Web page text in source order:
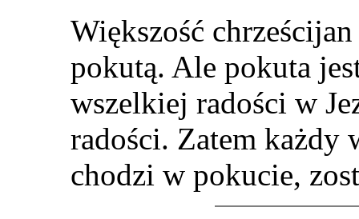
Większość
pokutą. Ale pokuta
wszelkiej radości w
radości. Zatem każdy
chodzi w pokucie,